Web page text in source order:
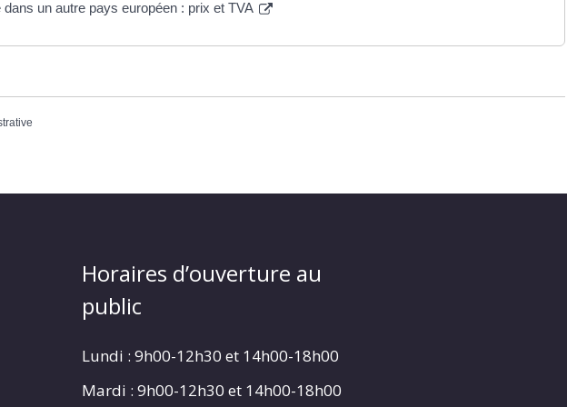
un autre pays européen : prix et TVA
Horaires d’ouverture au
public
Lundi : 9h00-12h30 et 14h00-18h00
Mardi : 9h00-12h30 et 14h00-18h00